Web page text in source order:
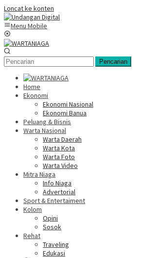
Loncat ke konten
Menu Mobile
Pencarian
Home
Ekonomi
Ekonomi Nasional
Ekonomi Banua
Peluang & Bisnis
Warta Nasional
Warta Daerah
Warta Kota
Warta Foto
Warta Video
Mitra Niaga
Info Niaga
Advertorial
Sport & Entertaiment
Kolom
Opini
Sosok
Rehat
Traveling
Edukasi